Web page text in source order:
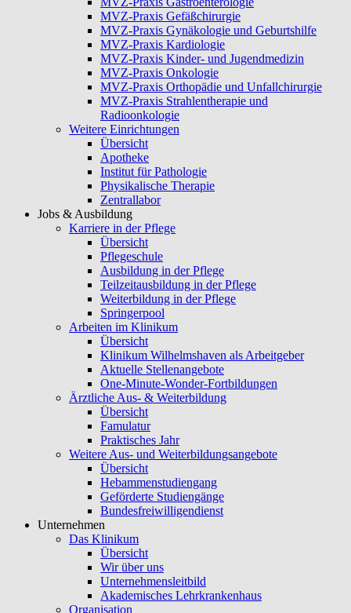
MVZ-Praxis Gefäßchirurgie
MVZ-Praxis Gynäkologie und Geburtshilfe
MVZ-Praxis Kardiologie
MVZ-Praxis Kinder- und Jugendmedizin
MVZ-Praxis Onkologie
MVZ-Praxis Orthopädie und Unfallchirurgie
MVZ-Praxis Strahlentherapie und
Radioonkologie
Weitere Einrichtungen
Übersicht
Apotheke
Institut für Pathologie
Physikalische Therapie
Zentrallabor
Jobs & Ausbildung
Karriere in der Pflege
Übersicht
Pflegeschule
Ausbildung in der Pflege
Teilzeitausbildung in der Pflege
Weiterbildung in der Pflege
Springerpool
Arbeiten im Klinikum
Übersicht
Klinikum Wilhelmshaven als Arbeitgeber
Aktuelle Stellenangebote
One-Minute-Wonder-Fortbildungen
Ärztliche Aus- & Weiterbildung
Übersicht
Famulatur
Praktisches Jahr
Weitere Aus- und Weiterbildungsangebote
Übersicht
Hebammenstudiengang
Geförderte Studiengänge
Bundesfreiwilligendienst
Unternehmen
Das Klinikum
Übersicht
Wir über uns
Unternehmensleitbild
Akademisches Lehrkrankenhaus
Organisation